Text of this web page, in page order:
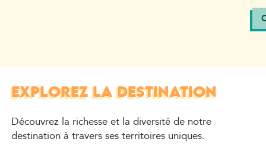
EXPLOREZ LA DESTINATION
Découvrez la richesse et la diversité de notre
destination à travers ses territoires uniques.